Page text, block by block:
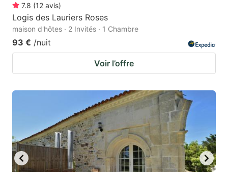
7.8 (12 avis)
Logis des Lauriers Roses
maison d'hôtes · 2 Invités · 1 Chambre
93 € /nuit
Voir l’offre